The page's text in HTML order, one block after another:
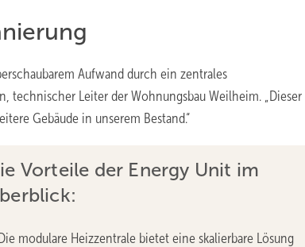
Aufwand durch ein zentrales
technischer Leiter der Wohnungsbau Weilheim. „Dieser
Gebäude in unserem Bestand.“
Vorteile der Energy Unit im
modulare Heizzentrale bietet eine skalierbare Lösung